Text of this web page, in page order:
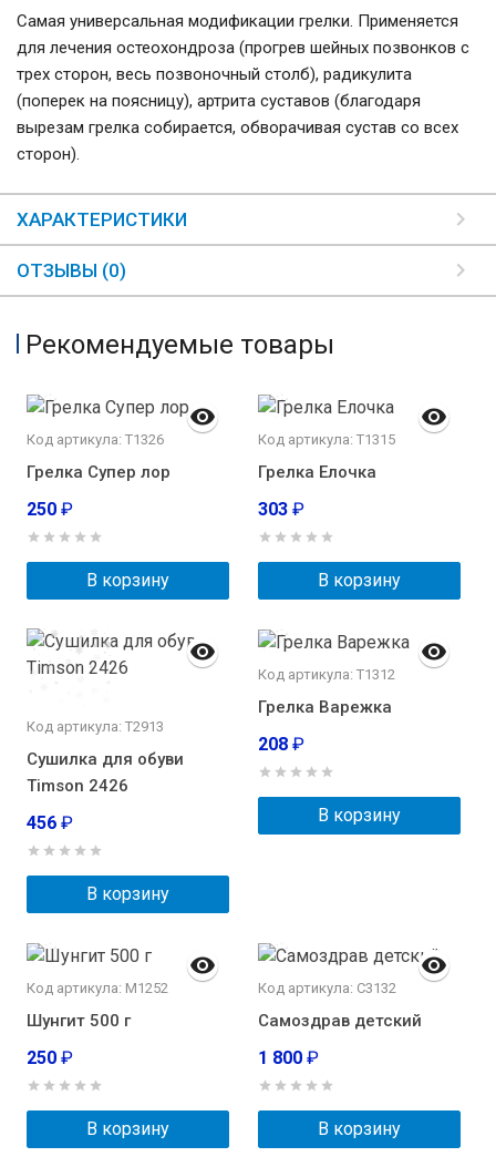
Cамая универсальная модификации грелки. Применяется
для лечения остеохондроза (прогрев шейных позвонков с
трех сторон, весь позвоночный столб), радикулита
(поперек на поясницу), артрита суставов (благодаря
вырезам грелка собирается, обворачивая сустав со всех
сторон).
ХАРАКТЕРИСТИКИ
ОТЗЫВЫ (0)
Рекомендуемые товары
Код артикула: Т1326
Грелка Супер лор
250 ₽
В корзину
Код артикула: Т1315
Грелка Елочка
303 ₽
В корзину
Код артикула: Т2913
Сушилка для обуви
Timson 2426
456 ₽
В корзину
Код артикула: Т1312
Грелка Варежка
208 ₽
В корзину
Код артикула: М1252
Шунгит 500 г
250 ₽
В корзину
Код артикула: C3132
Самоздрав детский
1 800 ₽
В корзину